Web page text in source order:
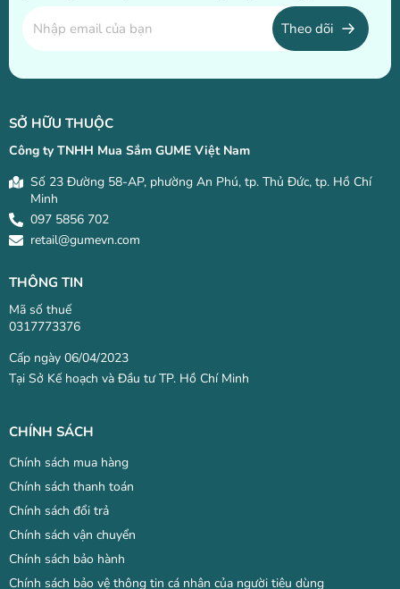
Theo dõi
SỞ HỮU THUỘC
Công ty TNHH Mua Sắm GUME Việt Nam
Số 23 Đường 58-AP, phường An Phú, tp. Thủ Đức, tp. Hồ Chí
Minh
097 5856 702
retail@gumevn.com
THÔNG TIN
Mã số thuế
0317773376
Cấp ngày 06/04/2023
Tại Sở Kế hoạch và Đầu tư TP. Hồ Chí Minh
CHÍNH SÁCH
Chính sách mua hàng
Chính sách thanh toán
Chính sách đổi trả
Chính sách vận chuyển
Chính sách bảo hành
Chính sách bảo vệ thông tin cá nhân của người tiêu dùng